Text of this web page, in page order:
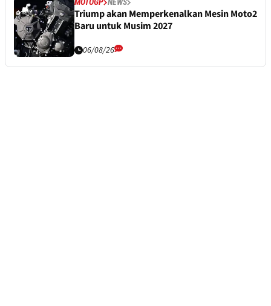
MOTOGP NEWS
Triump akan Memperkenalkan Mesin Moto2
Baru untuk Musim 2027
06/08/26